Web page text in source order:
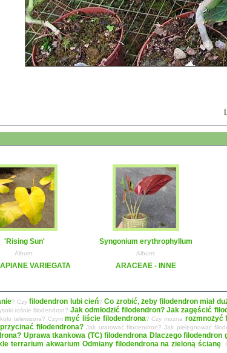
'Rising Sun'
Album:
VARIEGATA
Syngonium erythrophyllum
Album:
ARACEAE - INNE
? Czyfilodendron lubi cień?Co zrobić, żeby filodendron miał
rośnie filodendron?Jak odmłodzić filodendron? Jak zagęścić
telewizora? Czymmyć liście filodendrona? Czy można rozmnożyć
filodendrona? Jak uratować filodendron? Jak pielęgnować
Uprawa tkankowa (TC) filodendrona Dlaczego filodendron
terrarium akwarium Odmiany filodendrona na zieloną ścianę ,